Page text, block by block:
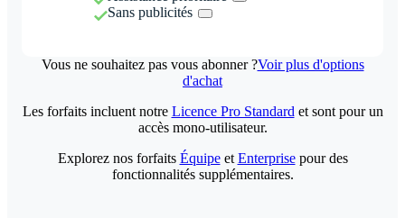
Sans publicités
Vous ne souhaitez pas vous abonner ?Voir plus d'options
d'achat
Les forfaits incluent notre Licence Pro Standard et sont pour un
accès mono-utilisateur.
Explorez nos forfaits Équipeet Enterprisepour des
fonctionnalités supplémentaires.